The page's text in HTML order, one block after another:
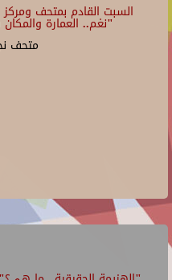
السبت القادم بمتحف
"نغم.. العمارة
متحف